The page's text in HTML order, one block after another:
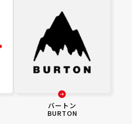
バートン
BURTON